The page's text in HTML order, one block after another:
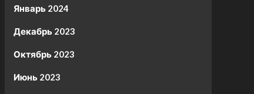
Январь 2024
Декабрь 2023
Октябрь 2023
Июнь 2023